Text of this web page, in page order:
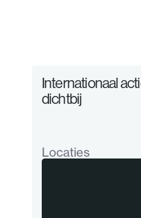
Internationaal
dichtbij
Locaties